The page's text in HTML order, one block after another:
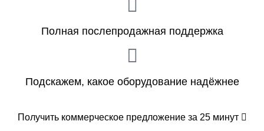
Полная послепродажная поддержка
Подскажем, какое оборудование надёжнее
Получить коммерческое предложение за 25 минут